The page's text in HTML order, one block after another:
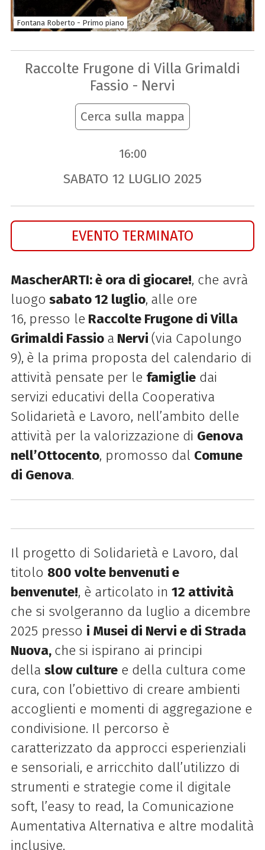
Fontana Roberto - Primo piano
Raccolte Frugone di Villa Grimaldi
Fassio - Nervi
Cerca sulla mappa
16:00
SABATO 12 LUGLIO 2025
EVENTO TERMINATO
MascherARTI: è ora di giocare!, che avrà
luogo sabato 12 luglio, alle ore
16, presso le Raccolte Frugone di Villa
Grimaldi Fassio a Nervi (via Capolungo
9), è la prima proposta del calendario di
attività pensate per le famigliedai
servizi educativi della Cooperativa
Solidarietà e Lavoro, nell’ambito delle
attività per la valorizzazione di Genova
nell’Ottocento, promosso dal Comune
di Genova.
Il progetto di Solidarietà e Lavoro, dal
titolo 800 volte benvenuti e
benvenute!, è articolato in 12 attività
che si svolgeranno da luglio a dicembre
2025 presso i Musei di Nervi e di Strada
Nuova, che si ispirano ai principi
della slow culturee della cultura come
cura, con l’obiettivo di creare ambienti
accoglienti e momenti di aggregazione e
condivisione. Il percorso è
caratterizzato da approcci esperienziali
e sensoriali, e arricchito dall’utilizzo di
strumenti e strategie come il digitale
soft, l’easy to read, la Comunicazione
Aumentativa Alternativa e altre modalità
inclusive.